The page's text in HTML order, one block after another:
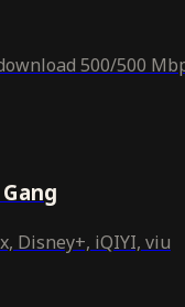
500/500
Disney+, iQIYI, viu